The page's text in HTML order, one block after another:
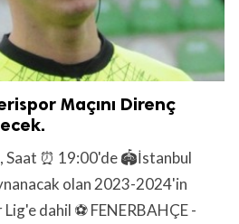
Maçını Direnç
Saat ⏰ 19:00'de 🏟️İstanbul
olan 2023-2024'in
dahil ⚽ FENERBAHÇE -